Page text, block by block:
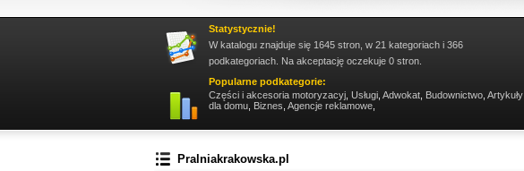
Statystycznie!
W katalogu znajduje się 1645 stron, w 21 kategoriach i 366
podkategoriach. Na akceptację oczekuje 0 stron.
Popularne podkategorie:
Części i akcesoria motoryzacyj Usługi Adwokat Budownictwo Artykuły
dla domu Biznes Agencje reklamowe
Pralniakrakowska.pl